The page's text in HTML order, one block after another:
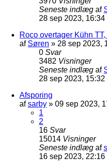
Seneste indlæg af
28 sep 2023, 16:34
Roco overtager Kühn
af Søren » 28 sep 2023,
0 Svar
3482 Visninger
Seneste indlæg af
28 sep 2023, 15:32
Afsporing
afsarby » 09 sep 2023,
1
2
16 Svar
15014 Visninger
Seneste indlæg af
16 sep 2023, 22:16